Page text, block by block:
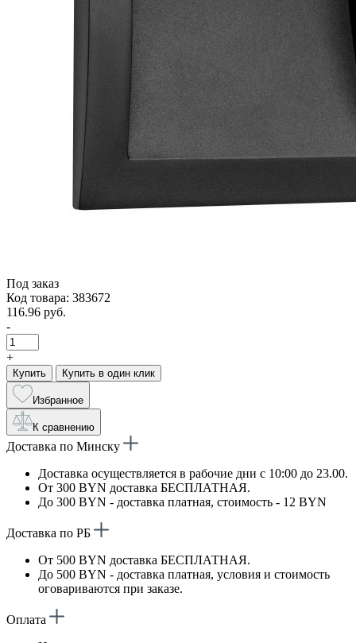
Под заказ
Код товара: 383672
116.96 руб.
-
+
Купить Купить в один клик
Избранное
К сравнению
Доставка по Минску
Доставка осуществляется в рабочие дни с 10:00 до 23.00.
От 300 BYN доставка БЕСПЛАТНАЯ.
До 300 BYN - доставка платная, стоимость - 12 BYN
Доставка по РБ
От 500 BYN доставка БЕСПЛАТНАЯ.
До 500 BYN - доставка платная, условия и стоимость
оговариваются при заказе.
Оплата